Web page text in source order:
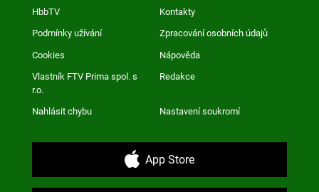
HbbTV Kontakty
Podmínky užívání Zpracování osobních údajů
Cookies Nápověda
Vlastník FTV Prima spol. s
r.o.
Redakce
Nahlásit chybu Nastavení soukromí
App Store